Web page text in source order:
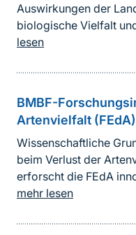
Auswirkungen der
biologische Vielfalt
lesen
BMBF-
Artenvielfalt (FEdA)
Wissenschaftliche
beim Verlust der
erforscht die FEdA
mehr lesen